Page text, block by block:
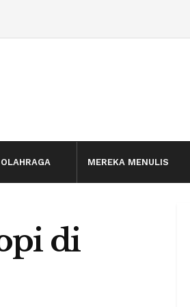
OLAHRAGA MEREKA MENULIS
di